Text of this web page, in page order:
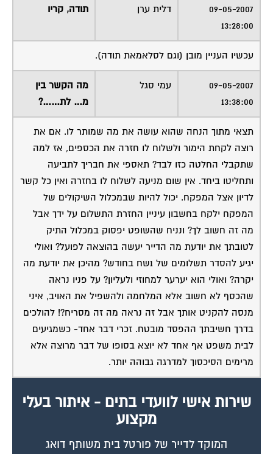
09-05-2007
13:28:00
דלית ערן תודה, קריו
עכשיו העניין מובן (וגם לסלאמאת תודה).
09-05-2007
13:38:00
עמי סגל
מה הקשר בין
מ… לת……?
תצאי מתוך הנחה שהוא עושה את מה שמותר לו. אם את
רוצה לקחת הימור ולשלוח לו חזרה את הכספים, אז למה
שתקבלי החלטה כזו לבד? תאספי את חבריך לתביעה
ותחליטו ביחד. אין שום מניעה לשלוח לו בחזרה ואין כל קשר
לדיון אצל המפקח. יכול להיות שבמכלול השיקולים של
המפקח ילקח בחשבון עיניין החזרת התשלום על ידך אבל
מה זה חשוב לך? ונניח שהשופט יפסוק במכלול התיק
לטובתך את יודעת מה הדייר יעשה בהוצאה לפועל? ואולי
יגיע להסדר תשלומים של 1שח בחודש? מהיכן את יודעת מה
יקרה? ואולי הוא יערער למחוזי ולעליון? על פניו נראה
שהכסף לא חשוב אלא המלחמה ולהשפיל את האויב, איני
מנסה להקניט אותך אבל זה נראה מה זה מסריח?! להולכים
בדרך חשיבתך ההפסד מובטח. זכרי דבר אחד- כשמגיעים
לבית משפט אף אחד לא יוצא בסופו של דבר מרוצה אלא
מרימים הסיכסוך למדרגה גבוהה יותר.
שירות אישי לוועדי בתים - איתור בעלי
מקצוע
המוקד לדייר של פורטל בית משותף דואג